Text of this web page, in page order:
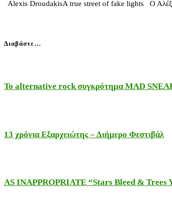
Alexis DroudakisA true street of fake lights Ο Αλέξης
Διαβάστε…
Το alternative rock συγκρότημα MAD
13 χρόνια Εξαρχειώτης – Διήμερο Φεστιβάλ
AS INAPPROPRIATE “Stars Bleed & Trees